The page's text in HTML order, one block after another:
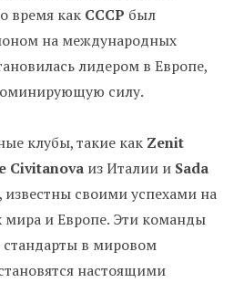
время как СССР был
на международных
лидером в Европе,
силу.
клубы, такие как Zenit
Civitanova из Италии и Sada
известны своими успехами на
мира и Европе. Эти команды
стандарты в мировом
настоящими